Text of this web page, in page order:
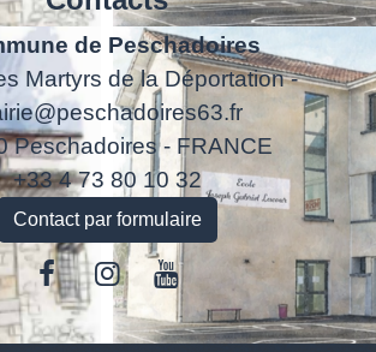
de Peschadoires
Martyrs de la Déportation -
Peschadoires - FRANCE
+33 4 73 80 10 32
Contact par formulaire